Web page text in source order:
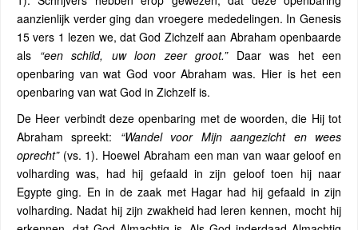
aanzienlijk verder ging dan vroegere mededelingen. In Genesis
15 vers 1 lezen we, dat God Zichzelf aan Abraham openbaarde
als “een schild, uw loon zeer groot.”Daar was het een
openbaring van wat God voor Abraham was. Hier is het een
openbaring van wat God in Zichzelf is.
De Heer verbindt deze openbaring met de woorden, die Hij tot
Abraham spreekt: “Wandel voor Mijn aangezicht en wees
oprecht”(vs. 1). Hoewel Abraham een ​​man van waar geloof en
volharding was, had hij gefaald in zijn geloof toen hij naar
Egypte ging. En in de zaak met Hagar had hij gefaald in zijn
volharding. Nadat hij zijn zwakheid had leren kennen, mocht hij